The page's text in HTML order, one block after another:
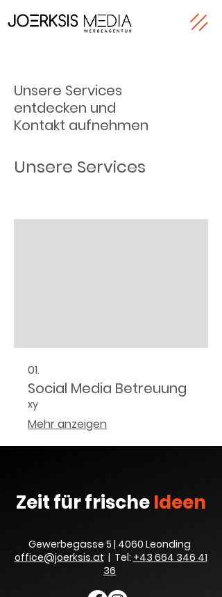
Unsere Services
entdecken und
Kontakt aufnehmen
Unsere Services
01.
Social Media Betreuung
xy
Mehr anzeigen
Zeit für frischeIdeen
Gewerbegasse 5 | 4060 Leonding
office@joerksis.at | Tel: +43 664 346 41
36